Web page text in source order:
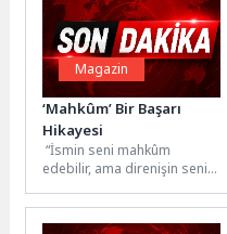
Magazin
‘Mahkûm’ Bir Başarı
Hikayesi
“İsmin seni mahkûm
edebilir, ama direnişin seni
restoranlarının sahibi, ünlü
şef Mahsun...